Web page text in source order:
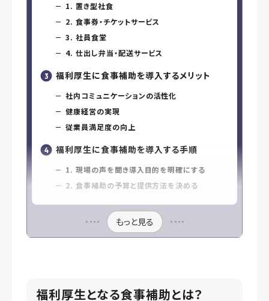
1. 置き型社食
2. 食事券・チケットサービス
3. 社員食堂
4. 仕出し弁当・配送サービス
福利厚生に食事補助を導入するメリット
社内コミュニケーションの活性化
健康経営の実現
従業員満足度の向上
福利厚生に食事補助を導入する手順
1. 現場の声を聞き導入目的を明確にする
2. 食事補助の予算と提供方法を決める
もっと見る
福利厚生となる食事補助とは？